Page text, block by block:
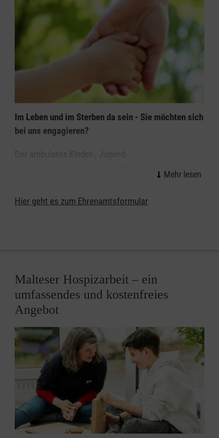
Im Leben und im Sterben da sein - Sie möchten sich
bei uns engagieren?
Der ambulante Kinder-, Jugend-
Familienhospizdienst im Landkreis Freudenstadt
sucht neue ehrenamtliche Mitarbeiter, die Familien
in schweren Situationen begleiten.
können sich vorstellen als Hospizbegleiterin oder -
begleiter unsere Familien zu unterstützen und zu
entlasten? Dann werden sie Teil unseres Teams!
Unsere ehrenamtlichen Mitarbeitenden erhalten
regelmäßig Praxisreflexionen, Supervisionen,
Fortbildungen. Sie stehen im regelmäßigen
Austausch mit der Koordinatorin und den anderen
Hospizbegleitenden.
Damit die betroffenen Familien angemessen und
kompetent begleitet werden können, ist
einQualifizierungskurs
erforderlich. Bei dieser
Qualifizierung geht es um die Auseinandersetzung
Hier geht es zum Ehrenamtsformular
Malteser Hospizarbeit – ein
umfassendes und kostenfreies
Angebot